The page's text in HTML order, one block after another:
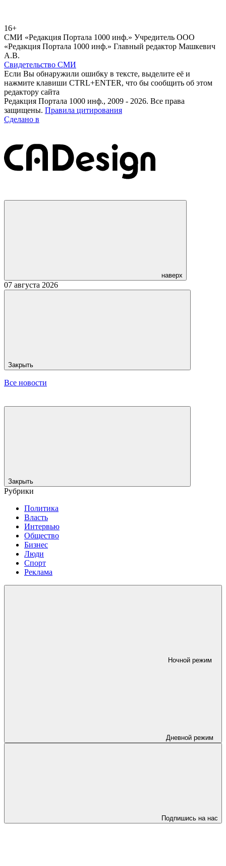
16+
СМИ «Редакция Портала 1000 инф.» Учредитель ООО
«Редакция Портала 1000 инф.» Главный редактор Машкевич
А.В.
Свидетельство СМИ
Если Вы обнаружили ошибку в тексте, выделите её и
нажмите клавиши CTRL+ENTER, что бы сообщить об этом
редактору сайта
Редакция Портала 1000 инф., 2009 - 2026. Все права
защищены. Правила цитирования
Сделано в
наверх
07 августа 2026
Закрыть
Все новости
Закрыть
Рубрики
Политика
Власть
Интервью
Общество
Бизнес
Люди
Спорт
Реклама
Ночной режим
Дневной режим
Подпишись на нас